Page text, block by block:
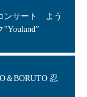
ンサート よう
＆BORUTO 忍